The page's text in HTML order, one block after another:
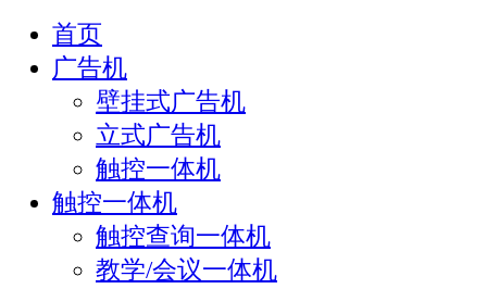
首页
广告机
壁挂式广告机
立式广告机
触控一体机
触控一体机
触控查询一体机
教学/会议一体机